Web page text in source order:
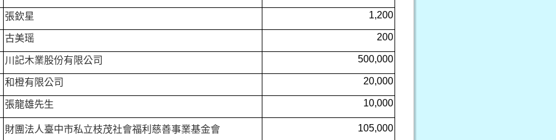
張欽星 1,200
古美瑶 200
川記木業股份有限公司 500,000
和橙有限公司 20,000
張龍雄先生 10,000
財團法人臺中市私立枝茂社會福利慈善事業基金會 105,000